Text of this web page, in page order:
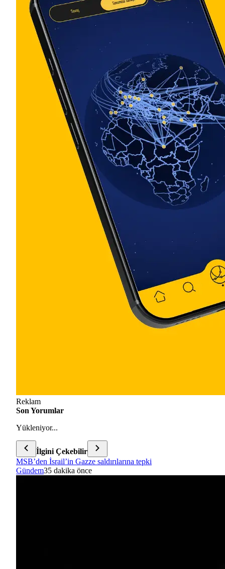
Reklam
Son Yorumlar
Yükleniyor...
İlgini Çekebilir
MSB’den İsrail’in Gazze saldırılarına tepki
Gündem35 dakika önce